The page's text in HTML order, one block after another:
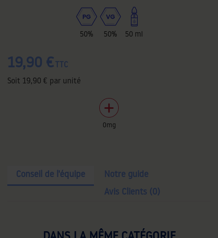
50% 50% 50 ml
19,90 € TTC
Soit 19,90 € par unité
0mg
Conseil de l'équipe
Notre guide
Avis Clients (0)